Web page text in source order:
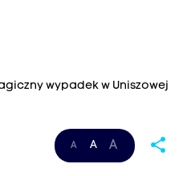
wypadek w Uniszowej
A A A share